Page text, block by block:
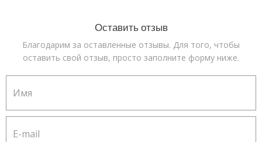
Оставить отзыв
Благодарим за оставленные отзывы. Для того, чтобы
оставить свой отзыв, просто заполните форму ниже.